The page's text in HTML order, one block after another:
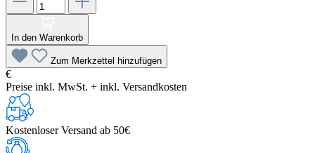
In den Warenkorb
Zum Merkzettel hinzufügen
€
Preise inkl. MwSt. + inkl. Versandkosten
Kostenloser Versand ab 50€